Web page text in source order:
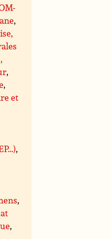
,
,
,
et
,
,
,